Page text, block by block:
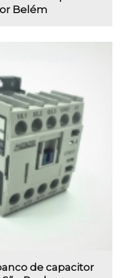
Belém
de capacitor